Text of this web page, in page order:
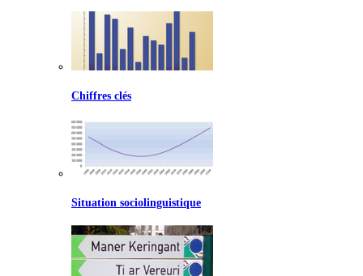
Chiffres clés
Situation sociolinguistique